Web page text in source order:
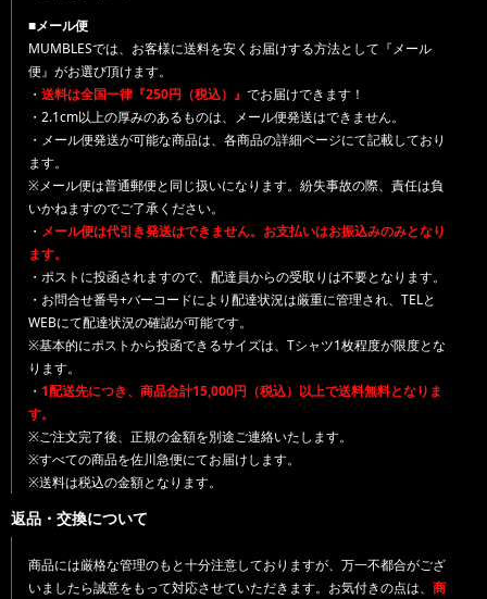
■メール便
MUMBLESでは、お客様に送料を安くお届けする方法として『メール
便』がお選び頂けます。
・ 送料は全国一律『250円（税込）』 でお届けできます！
・2.1cm以上の厚みのあるものは、メール便発送はできません。
・メール便発送が可能な商品は、各商品の詳細ページにて記載しており
ます。
※メール便は普通郵便と同じ扱いになります。紛失事故の際、責任は負
いかねますのでご了承ください。
・ メール便は代引き発送はできません。お支払いはお振込みのみとなり
ます。
・ポストに投函されますので、配達員からの受取りは不要となります。
・お問合せ番号+バーコードにより配達状況は厳重に管理され、TELと
WEBにて配達状況の確認が可能です。
※基本的にポストから投函できるサイズは、Tシャツ1枚程度が限度とな
ります。
・ 1配送先につき、商品合計15,000円（税込）以上で送料無料となりま
す。
※ご注文完了後、正規の金額を別途ご連絡いたします。
※すべての商品を佐川急便にてお届けします。
※送料は税込の金額となります。
返品・交換について
商品には厳格な管理のもと十分注意しておりますが、万一不都合がござ
いましたら誠意をもって対応させていただきます。お気付きの点は、 商